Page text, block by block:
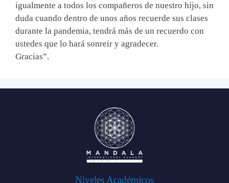
igualmente a todos los compañeros de nuestro hijo, sin
duda cuando dentro de unos años recuerde sus clases
durante la pandemia, tendrá más de un recuerdo con
ustedes que lo hará sonreir y agradecer.
Gracias”.
Niveles Académicos